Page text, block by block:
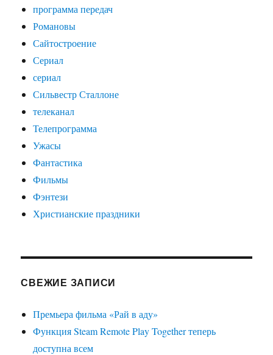
программа передач
Романовы
Сайтостроение
Сериал
сериал
Сильвестр Сталлоне
телеканал
Телепрограмма
Ужасы
Фантастика
Фильмы
Фэнтези
Христианские праздники
СВЕЖИЕ ЗАПИСИ
Премьера фильма «Рай в аду»
Функция Steam Remote Play Together теперь
доступна всем